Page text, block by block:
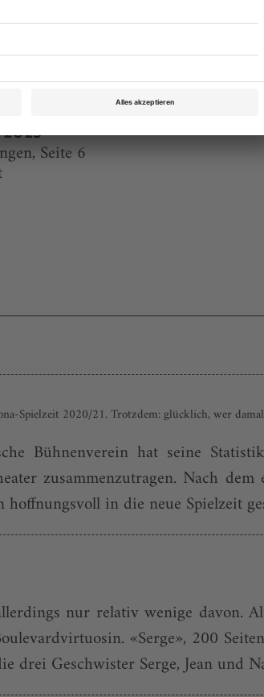
2023
Seite 6
Spielzeit 2020/21. Trotzdem: glücklich, wer
Bühnenverein hat seine
zusammenzutragen. Nach dem
in die neue Spielzeit
nur relativ wenige davon.
«Serge», 200
drei Geschwister Serge, Jean und